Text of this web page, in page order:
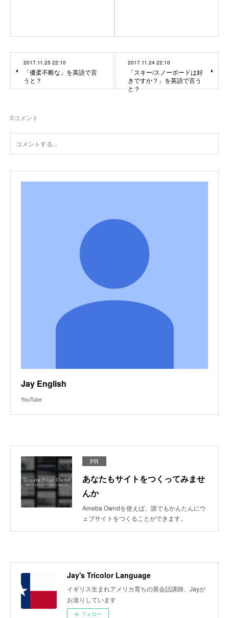
2017.11.25 22:10
「優柔不断な」を英語で言
うと？
2017.11.24 22:10
「スキー/スノーボードは好
きですか？」を英語で言う
と？
0コメント
Jay English
YouTube
PR
あなたもサイトをつくってみませ
んか
Ameba Owndを使えば、誰でもかんたんにウ
ェブサイトをつくることができます。
Jay's Tricolor Language
イギリス生まれアメリカ育ちの英会話講師、Jayが
お送りしています
フォロー